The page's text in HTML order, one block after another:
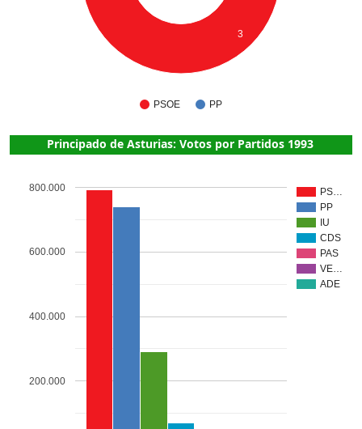
PSOE PP
3
Principado de Asturias: Votos por Partidos 1993
PS…
PP
IU
CDS
PAS
VE…
ADE
200.000
400.000
600.000
800.000